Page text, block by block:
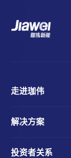
走进珈伟
解决方案
投资者关系